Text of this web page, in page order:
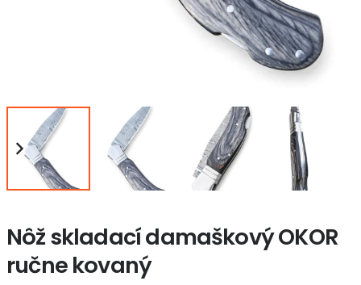
Nôž skladací damaškový OKOR
ručne kovaný